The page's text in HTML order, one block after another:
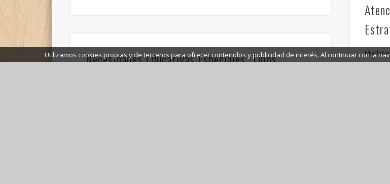
Necesidades Educativas Especiales: Tipos,
Utilizamos cookies propias y de terceros para ofrecer contenidos y publicidad de interés. Al continuar con la